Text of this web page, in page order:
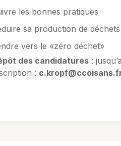
les bonnes pratiques
sa production de déchets
vers le «zéro déchet»
des candidatures :
: